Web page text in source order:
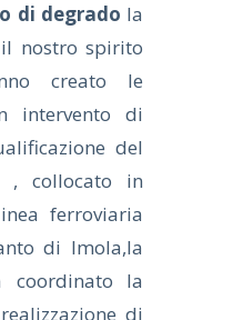
di degrado la
nostro spirito
creato le
intervento di
del
, collocato in
ferroviaria
di Imola,la
coordinato la
di